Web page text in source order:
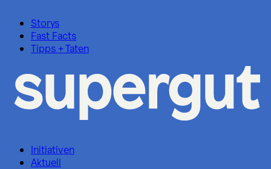
Storys
Fast Facts
Tipps + Taten
Initiativen
Aktuell